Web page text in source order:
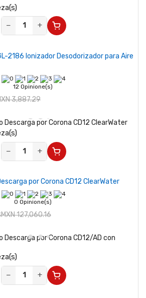
−
+
2186 Ionizador Desodorizador para Aire
12 Opinione(s)
3,887.29
−
+
por Corona CD12 ClearWater
0 Opinione(s)
127,060.16
−
+